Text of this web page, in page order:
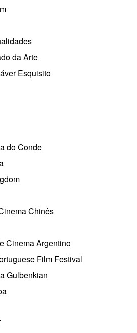
da Arte
Esquisito
do Conde
Chinês
Cinema Argentino
Film Festival
Gulbenkian